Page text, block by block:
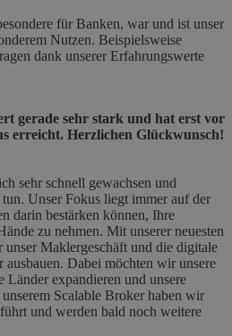
für Banken, war und ist unser
Nutzen. Beispielsweise
dank unserer Erfahrungswerte
gerade sehr stark und hat erst vor
erreicht. Herzlichen Glückwunsch!
sehr schnell gewachsen und
Unser Fokus liegt immer auf der
darin bestärken können, Ihre
zu nehmen. Mit unserer neuesten
Maklergeschäft und die digitale
Dabei möchten wir unsere
Länder expandieren und unsere
Scalable Broker haben wir
und werden bald noch weitere